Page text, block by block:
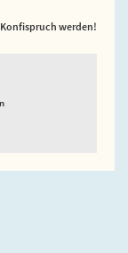
werden!